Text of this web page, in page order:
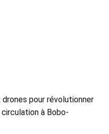
pour révolutionner
à Bobo-